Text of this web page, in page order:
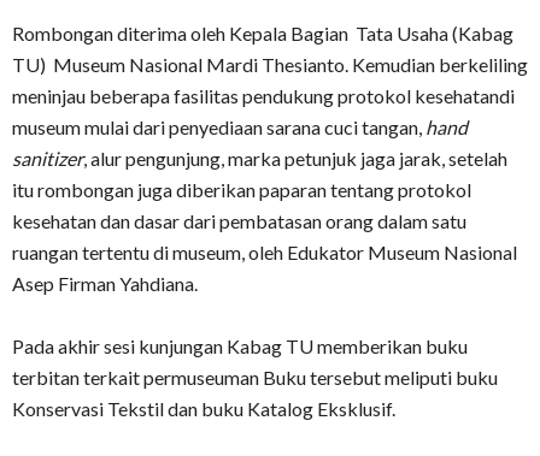
Rombongan diterima oleh Kepala Bagian Tata Usaha (Kabag
TU) Museum Nasional Mardi Thesianto. Kemudian berkeliling
meninjau beberapa fasilitas pendukung protokol kesehatandi
museum mulai dari penyediaan sarana cuci tangan, hand
sanitizer, alur pengunjung, marka petunjuk jaga jarak, setelah
itu rombongan juga diberikan paparan tentang protokol
kesehatan dan dasar dari pembatasan orang dalam satu
ruangan tertentu di museum, oleh Edukator Museum Nasional
Asep Firman Yahdiana.
Pada akhir sesi kunjungan Kabag TU memberikan buku
terbitan terkait permuseuman Buku tersebut meliputi buku
Konservasi Tekstil dan buku Katalog Eksklusif.